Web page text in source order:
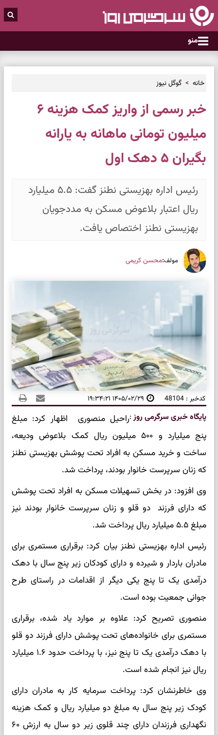
منو
خانه گوگل نیوز
خبر رسمی از واریز کمک هزینه ۶
میلیون تومانی ماهانه به یارانه
بگیران ۵ دهک اول
رئیس اداره بهزیستی نطنز گفت: ۵.۵ میلیارد
ریال اعتبار بلاعوض مسکن به مددجویان
بهزیستی نطنز اختصاص یافت.
مولف:محسن کریمی
کدخبر : 48104 ۱۴۰۵/۰۲/۲۹ ۱۹:۳۴:۲۱
پایگاه خبری سرگرمی روز:راحیل منصوری اظهار کرد: مبلغ
پنج میلیارد و ۵۰۰ میلیون ریال کمک بلاعوض ودیعه،
ساخت و خرید مسکن به افراد تحت پوشش بهزیستی نطنز
که زنان سرپرست خانوار بودند، پرداخت شد.
وی افزود: در بخش تسهیلات مسکن به افراد تحت پوشش
که دارای فرزند دو قلو و زنان سرپرست خانوار بودند نیز
مبلغ ۵.۵ میلیارد ریال پرداخت شد.
رئیس اداره بهزیستی نطنز بیان کرد: برقراری مستمری برای
مادران باردار و شیرده و دارای کودکان زیر پنج سال با دهک
درآمدی یک تا پنج یکی دیگر از اقدامات در راستای طرح
جوانی جمعیت بوده است.
منصوری تصریح کرد: علاوه بر موارد یاد شده، برقراری
مستمری برای خانواده‌های تحت پوشش دارای فرزند دو قلو
با دهک درآمدی یک تا پنج نیز، با پرداخت حدود ۱.۶ میلیارد
ریال نیز انجام‌ شده است.
وی خاطرنشان کرد: پرداخت سرمایه کار به مادران دارای
کودک زیر پنج سال به مبلغ دو میلیارد ریال و کمک هزینه
نگهداری فرزندان دارای چند قلوی زیر دو سال به ارزش ۶۰